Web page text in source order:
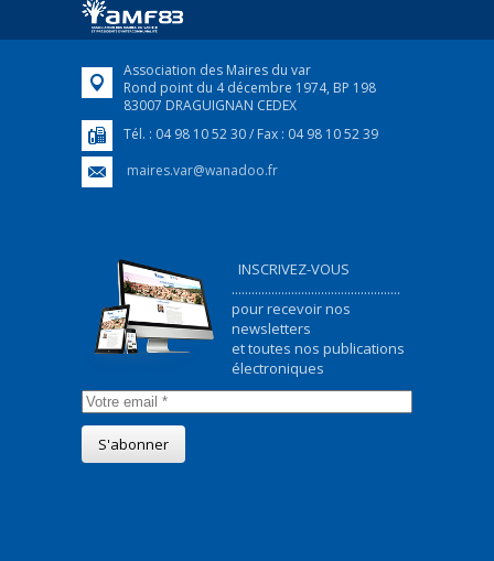
FEUILLETER
Association des Maires du var
Rond point du 4 décembre 1974, BP 198
83007 DRAGUIGNAN CEDEX
Tél. : 04 98 10 52 30 / Fax : 04 98 10 52 39
maires.var@wanadoo.fr
INSCRIVEZ-VOUS
...................................................
pour recevoir nos
newsletters
et toutes nos publications
électroniques